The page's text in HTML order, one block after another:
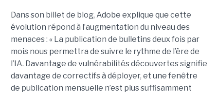
Dans son billet de blog, Adobe explique que cette
évolution répond à l’augmentation du niveau des
menaces : « La publication de bulletins deux fois par
mois nous permettra de suivre le rythme de l’ère de
l’IA. Davantage de vulnérabilités découvertes signifie
davantage de correctifs à déployer, et une fenêtre
de publication mensuelle n’est plus suffisamment